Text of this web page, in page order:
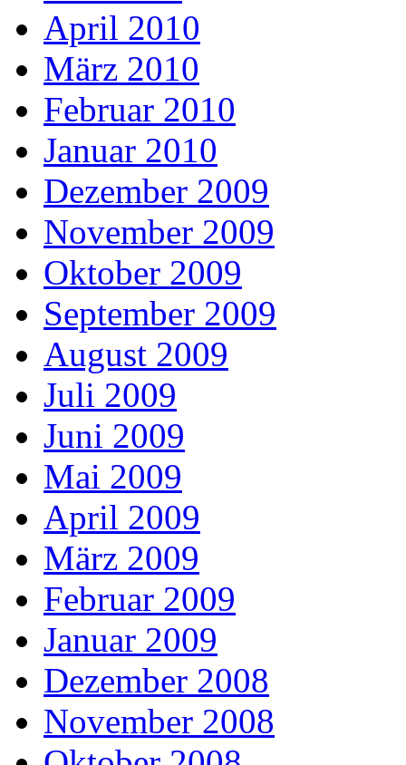
April 2010
März 2010
Februar 2010
Januar 2010
Dezember 2009
November 2009
Oktober 2009
September 2009
August 2009
Juli 2009
Juni 2009
Mai 2009
April 2009
März 2009
Februar 2009
Januar 2009
Dezember 2008
November 2008